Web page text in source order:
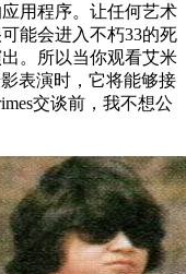
用程序。让任何艺术
能会进入不朽33的死
。所以当你观看艾米
影表演时，它将能够接
交谈前，我不想公